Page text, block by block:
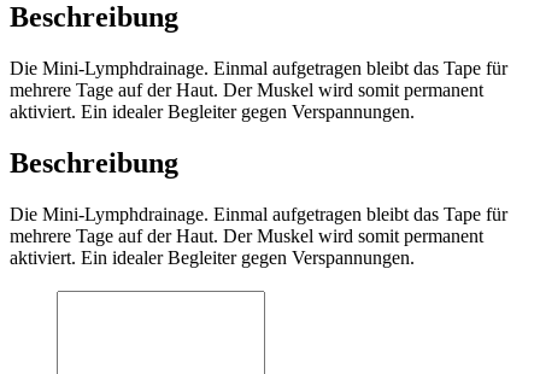
Beschreibung
Die Mini-Lymphdrainage. Einmal aufgetragen bleibt das Tape für
mehrere Tage auf der Haut. Der Muskel wird somit permanent
aktiviert. Ein idealer Begleiter gegen Verspannungen.
Beschreibung
Die Mini-Lymphdrainage. Einmal aufgetragen bleibt das Tape für
mehrere Tage auf der Haut. Der Muskel wird somit permanent
aktiviert. Ein idealer Begleiter gegen Verspannungen.